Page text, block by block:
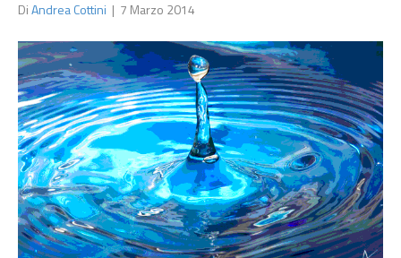
DiAndrea Cottini | 7 Marzo 2014